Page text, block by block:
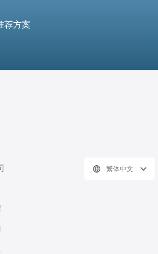
荐方案
繁体中文